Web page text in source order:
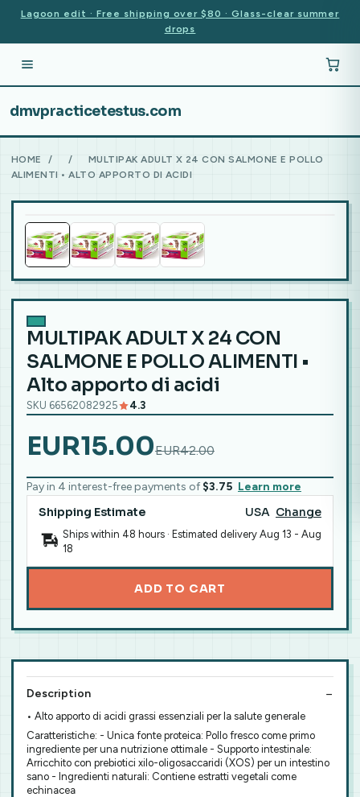
Lagoon edit · Free shipping over $80 · Glass-clear summer
drops
dmvpracticetestus.com
HOME / /
MULTIPAK ADULT X 24 CON SALMONE E POLLO
ALIMENTI • ALTO APPORTO DI ACIDI
MULTIPAK ADULT X 24 CON
SALMONE E POLLO ALIMENTI •
Alto apporto di acidi
SKU 66562082925 4.3
EUR15.00EUR42.00
Pay in 4 interest-free payments of $3.75 Learn more
Shipping Estimate USA Change
Ships within 48 hours · Estimated delivery Aug 13 - Aug
18
ADD TO CART
Description
• Alto apporto di acidi grassi essenziali per la salute generale
Caratteristiche: - Unica fonte proteica: Pollo fresco come primo
ingrediente per una nutrizione ottimale - Supporto intestinale:
Arricchito con prebiotici xilo-oligosaccaridi (XOS) per un intestino
sano - Ingredienti naturali: Contiene estratti vegetali come
echinacea